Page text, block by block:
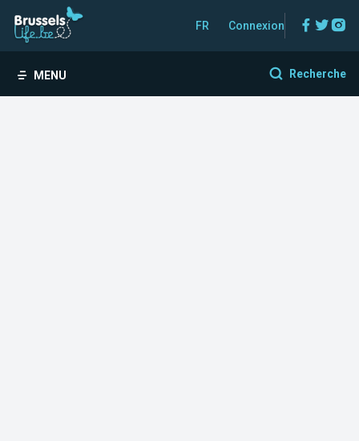
FR Connexion
MENU Recherche